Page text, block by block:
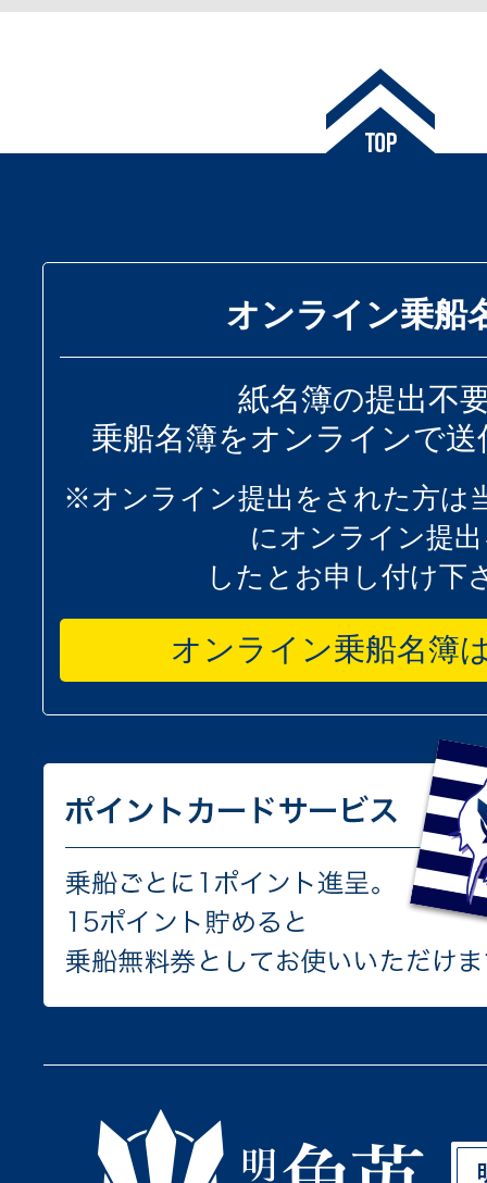
オンライン乗船
紙名簿の提出不
乗船名簿をオンラインで
※オンライン提出をされた方は
にオンライン提
したとお申し付け下
オンライン乗船名簿